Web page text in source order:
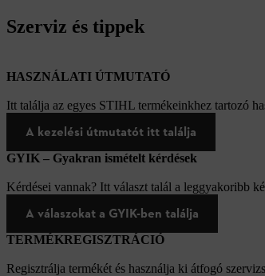
Szerviz és tippek
HASZNÁLATI ÚTMUTATÓ
Itt találja az egyes STIHL termékeinkhez tartozó
A kezelési útmutatót itt találja
GYIK – Gyakran ismételt kérdések
Kérdései vannak? Itt választ talál a leggyakoribb
A válaszokat a GYIK-ben találja
TERMÉKREGISZTRÁCIÓ
Regisztrálja termékét és használja ki átfogó